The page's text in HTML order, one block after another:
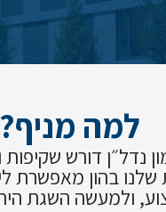
למה מניף?
נדל״ן דורש שקיפות
בהון מאפשרת
ולמעשה השגת